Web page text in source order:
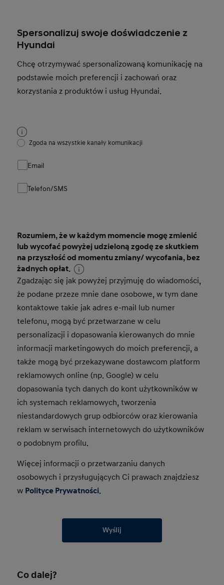
Spersonalizuj swoje doświadczenie z
Hyundai
Chcę otrzymywać spersonalizowaną komunikację na
podstawie moich preferencji i zachowań oraz
korzystania z produktów i usług Hyundai.
Zgoda na wszystkie kanały komunikacji
Email
Telefon/SMS
Rozumiem, że w każdym momencie mogę zmienić
lub wycofać powyżej udzieloną zgodę ze skutkiem
na przyszłość od momentu zmiany/ wycofania, bez
żadnych opłat.
Zgadzając się jak powyżej przyjmuję do wiadomości,
że podane przeze mnie dane osobowe, w tym dane
kontaktowe takie jak adres e-mail lub numer
telefonu, mogą być przetwarzane w celu
personalizacji i dopasowania kierowanych do mnie
informacji marketingowych do moich preferencji, a
także mogą być przekazywane dostawcom platform
reklamowych online (np. Google) w celu
dopasowania tych danych do kont użytkowników w
ich systemach reklamowych, tworzenia
niestandardowych grup odbiorców oraz kierowania
reklam w serwisach internetowych do użytkowników
o podobnym profilu.
Więcej informacji o przetwarzaniu danych
osobowych i przysługujących Ci prawach znajdziesz
w Polityce Prywatności.
Wyślij
Co dalej?